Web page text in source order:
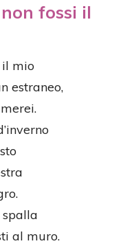
fossi il
il mio
estraneo,
al muro.